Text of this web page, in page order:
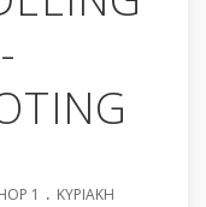
1 . ΚΥΡΙΑΚΉ